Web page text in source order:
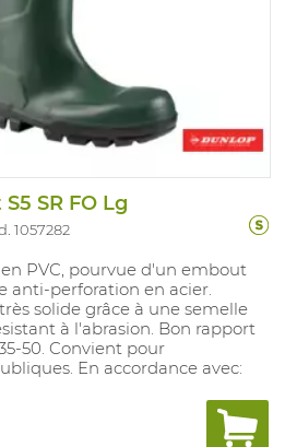
SR FO Lg
1057282
PVC, pourvue d'un embout
anti-perforation en acier.
solide grâce à une semelle
à l'abrasion. Bon rapport
50. Convient pour
En accordance avec: